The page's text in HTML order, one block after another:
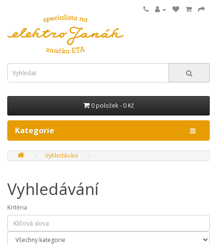
0 položek - 0 Kč
Kategorie
Vyhledávání
Vyhledávání
Kritéria